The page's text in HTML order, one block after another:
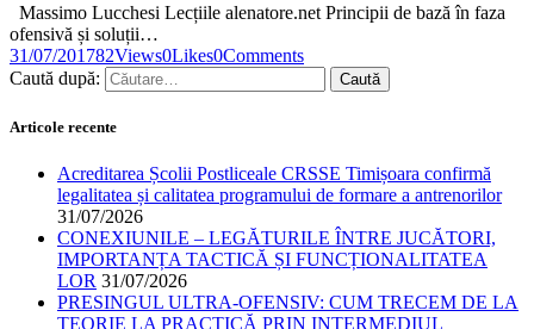
Massimo Lucchesi Lecțiile alenatore.net Principii de bază în faza
ofensivă și soluții…
31/07/201782Views0Likes0Comments
Caută după:
Articole recente
Acreditarea Școlii Postliceale CRSSE Timișoara confirmă
legalitatea și calitatea programului de formare a antrenorilor
31/07/2026
CONEXIUNILE – LEGĂTURILE ÎNTRE JUCĂTORI,
IMPORTANȚA TACTICĂ ȘI FUNCȚIONALITATEA
LOR 31/07/2026
PRESINGUL ULTRA-OFENSIV: CUM TRECEM DE LA
TEORIE LA PRACTICĂ PRIN INTERMEDIUL